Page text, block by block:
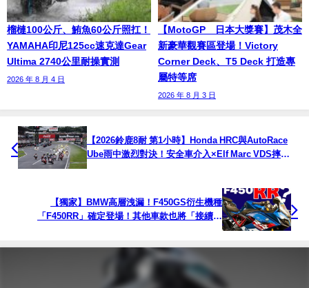
榴槤100公斤、鮪魚60公斤照扛！
YAMAHA印尼125cc速克達Gear
Ultima 2740公里耐操實測
2026 年 8 月 4 日
【MotoGP™日本大獎賽】茂木全
新豪華觀賽區登場！Victory
Corner Deck、T5 Deck 打造專
屬特等席
2026 年 8 月 3 日
【2026鈴鹿8耐 第1小時】Honda HRC與AutoRace
Ube雨中激烈對決！安全車介入×Elf Marc VDS摔
【獨家】BMW高層洩漏！F450GS衍生機種
「F450RR」確定登場！其他車款也將「接續推